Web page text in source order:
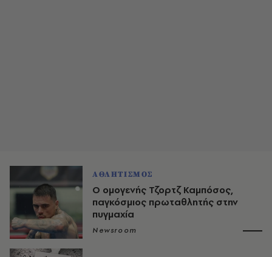
ΑΘΛΗΤΙΣΜΟΣ
Ο ομογενής Τζορτζ Καμπόσος,
παγκόσμιος πρωταθλητής στην
πυγμαχία
Newsroom